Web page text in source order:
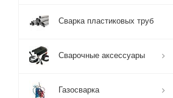
Сварка пластиковых труб
Сварочные аксессуары
Газосварка